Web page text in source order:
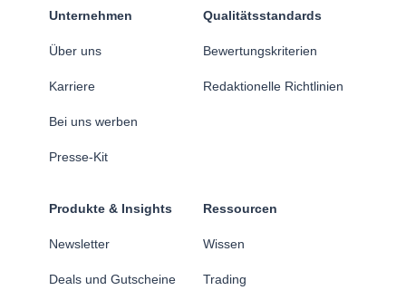
Unternehmen
Über uns
Karriere
Bei uns werben
Presse-Kit
Qualitätsstandards
Bewertungskriterien
Redaktionelle Richtlinien
Produkte & Insights
Newsletter
Deals und Gutscheine
Ressourcen
Wissen
Trading